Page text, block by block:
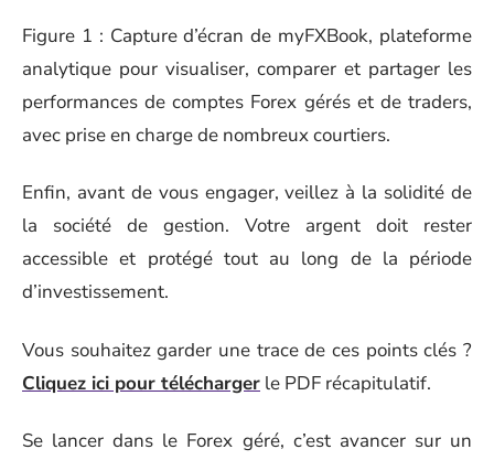
Figure 1 : Capture d’écran de myFXBook, plateforme
analytique pour visualiser, comparer et partager les
performances de comptes Forex gérés et de traders,
avec prise en charge de nombreux courtiers.
Enfin, avant de vous engager, veillez à la solidité de
la société de gestion. Votre argent doit rester
accessible et protégé tout au long de la période
d’investissement.
Vous souhaitez garder une trace de ces points clés ?
Cliquez ici pour télécharger le PDF récapitulatif.
Se lancer dans le Forex géré, c’est avancer sur un